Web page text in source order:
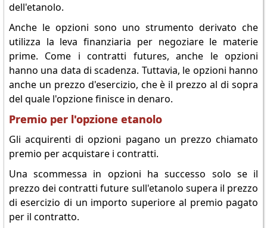
dell'etanolo.
Anche le opzioni sono uno strumento derivato che
utilizza la leva finanziaria per negoziare le materie
prime. Come i contratti futures, anche le opzioni
hanno una data di scadenza. Tuttavia, le opzioni hanno
anche un prezzo d'esercizio, che è il prezzo al di sopra
del quale l'opzione finisce in denaro.
Premio per l'opzione etanolo
Gli acquirenti di opzioni pagano un prezzo chiamato
premio per acquistare i contratti.
Una scommessa in opzioni ha successo solo se il
prezzo dei contratti future sull'etanolo supera il prezzo
di esercizio di un importo superiore al premio pagato
per il contratto.